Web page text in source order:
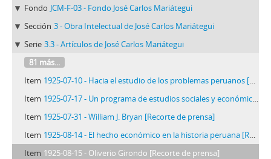
Fondo JCM-F-03 - Fondo José Carlos Mariátegui
Sección 3 - Obra Intelectual de José Carlos Mariátegui
Serie 3.3 - Artículos de José Carlos Mariátegui
81 más...
Item 1925-07-10 - Hacia el estudio de los problemas peruanos [Recorte de prensa]
Item 1925-07-17 - Un programa de estudios sociales y económicos [Recorte de prensa]
Item 1925-07-31 - William J. Bryan [Recorte de prensa]
Item 1925-08-14 - El hecho económico en la historia peruana [Recorte de prensa]
Item 1925-08-15 - Oliverio Girondo [Recorte de prensa]